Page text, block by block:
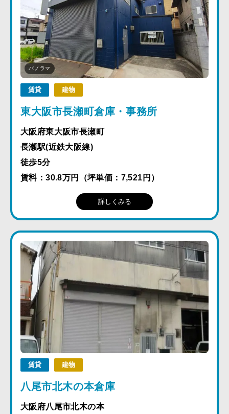
パノラマ
賃貸 建物
東大阪市長瀬町倉庫・事務所
大阪府東大阪市長瀬町
長瀬駅(近鉄大阪線)
徒歩5分
賃料：30.8万円（坪単価：7,521円）
詳しくみる
賃貸 建物
八尾市北木の本倉庫
大阪府八尾市北木の本